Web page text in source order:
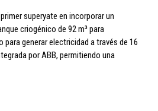
superyate en incorporar un
criogénico de 92 m³ para
generar electricidad a través de 16
por ABB, permitiendo una